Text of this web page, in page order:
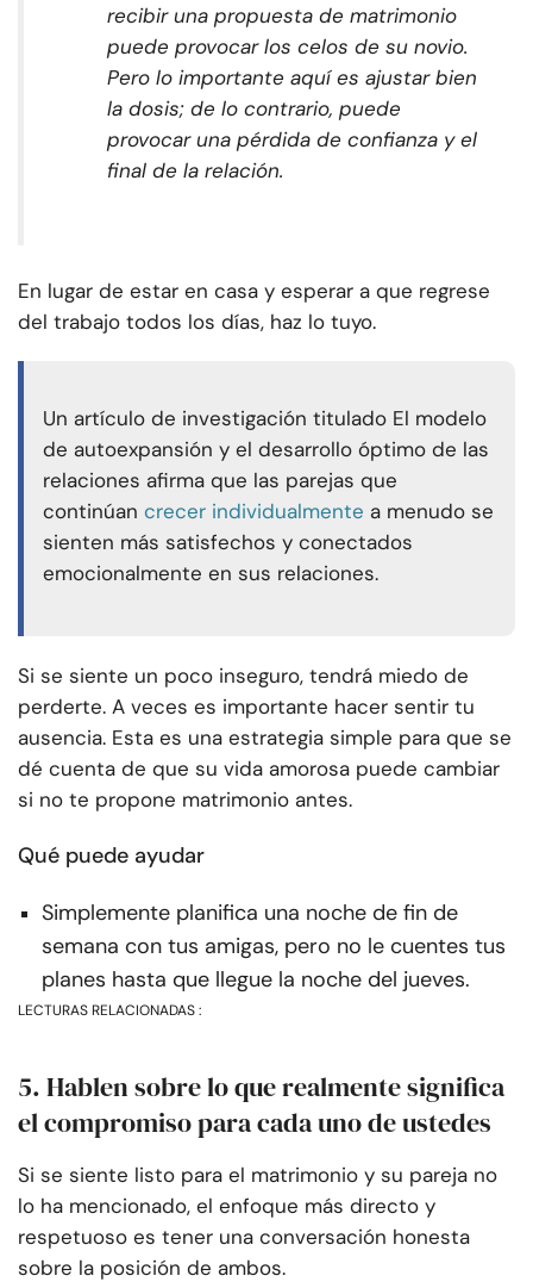
recibir una propuesta de matrimonio
puede provocar los celos de su novio.
Pero lo importante aquí es ajustar bien
la dosis; de lo contrario, puede
provocar una pérdida de confianza y el
final de la relación.
En lugar de estar en casa y esperar a que regrese
del trabajo todos los días, haz lo tuyo.
Un artículo de investigación titulado El modelo
de autoexpansión y el desarrollo óptimo de las
relaciones afirma que las parejas que
continúan crecer individualmente a menudo se
sienten más satisfechos y conectados
emocionalmente en sus relaciones.
Si se siente un poco inseguro, tendrá miedo de
perderte. A veces es importante hacer sentir tu
ausencia. Esta es una estrategia simple para que se
dé cuenta de que su vida amorosa puede cambiar
si no te propone matrimonio antes.
Qué puede ayudar
Simplemente planifica una noche de fin de
semana con tus amigas, pero no le cuentes tus
planes hasta que llegue la noche del jueves.
LECTURAS RELACIONADAS :
5. Hablen sobre lo que realmente significa
el compromiso para cada uno de ustedes
Si se siente listo para el matrimonio y su pareja no
lo ha mencionado, el enfoque más directo y
respetuoso es tener una conversación honesta
sobre la posición de ambos.